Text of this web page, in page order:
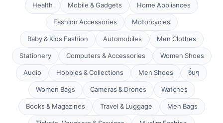
Health
Mobile & Gadgets
Home Appliances
Fashion Accessories
Motorcycles
Baby & Kids Fashion
Automobiles
Men Clothes
Stationery
Computers & Accessories
Women Shoes
Audio
Hobbies & Collections Men Shoes
อื่นๆ
Women Bags
Cameras & Drones
Watches
Books & Magazines
Travel & Luggage
Men Bags